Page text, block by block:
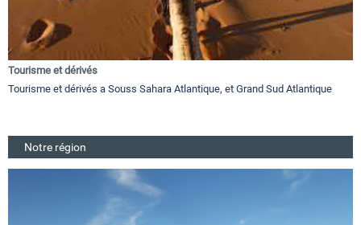
Tourisme et dérivés
Tourisme et dérivés a Souss Sahara Atlantique, et Grand Sud Atlantique
Notre région